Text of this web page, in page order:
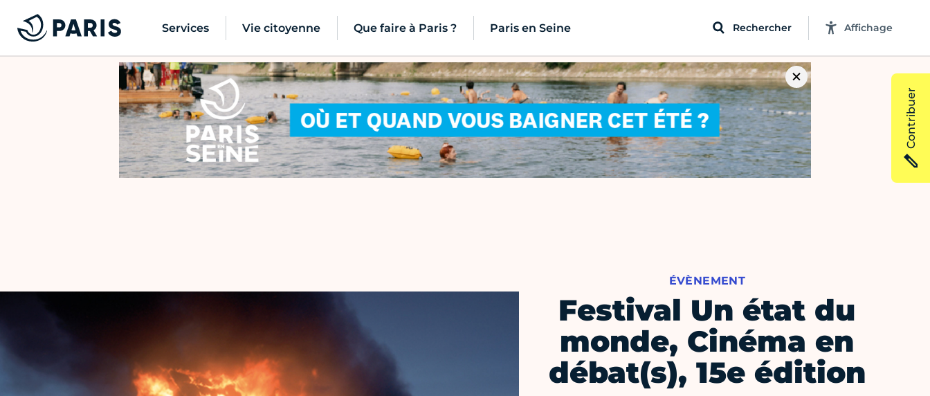
Services Vie citoyenne Que faire à Paris ? Paris en Seine Rechercher Affichage
ÉVÈNEMENT
Festival Un état du
monde, Cinéma en
débat(s), 15e édition
Contribuer